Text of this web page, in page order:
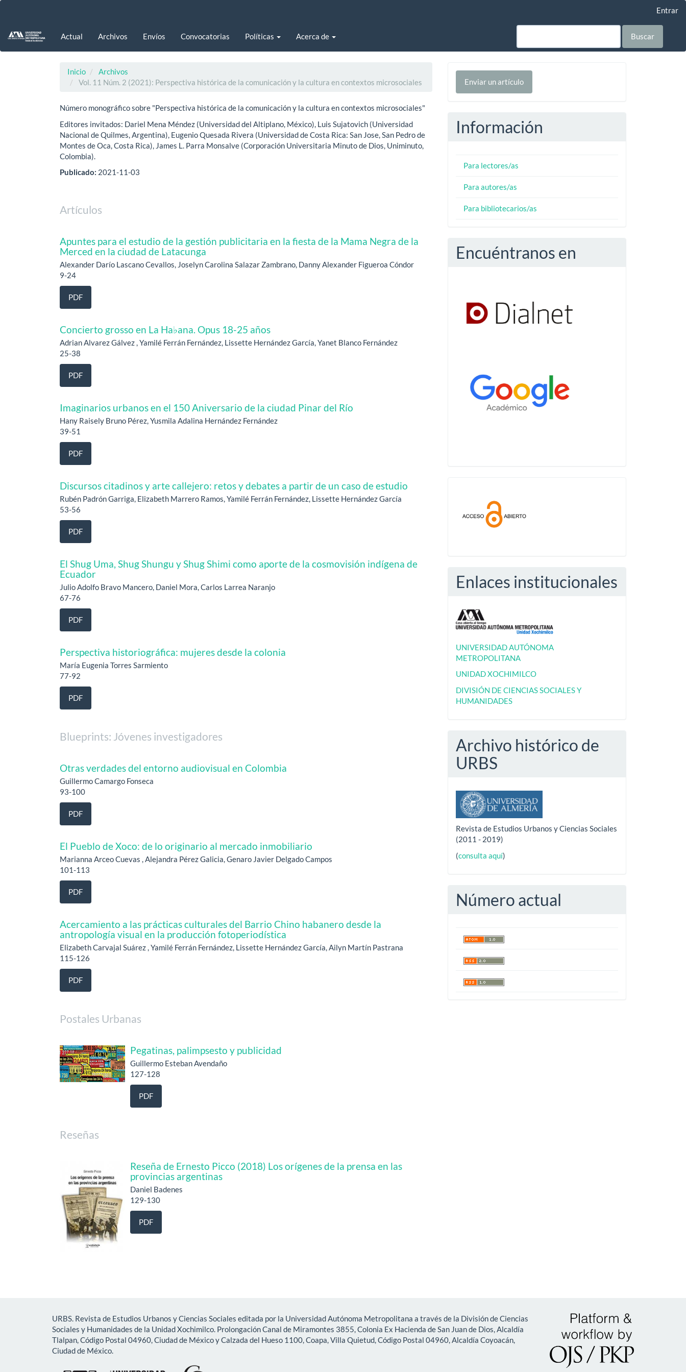
principal
Entrar
Actual Archivos Envíos Convocatorias Políticas Acerca de Buscar
Inicio
Archivos
Vol. 11 Núm. 2 (2021): Perspectiva histórica de la comunicación y la cultura en contextos microsociales
Número monográfico sobre "Perspectiva histórica de la comunicación y la cultura en contextos microsociales"
Editores invitados: Dariel Mena Méndez (Universidad del Altiplano, México), Luis Sujatovich (Universidad
Nacional de Quilmes, Argentina), Eugenio Quesada Rivera (Universidad de Costa Rica: San Jose, San Pedro de
Montes de Oca, Costa Rica), James L. Parra Monsalve (Corporación Universitaria Minuto de Dios, Uniminuto,
Colombia).
Publicado: 2021-11-03
Artículos
Apuntes para el estudio de la gestión publicitaria en la fiesta de la Mama Negra de la
Merced en la ciudad de Latacunga
Alexander Darío Lascano Cevallos, Joselyn Carolina Salazar Zambrano, Danny Alexander Figueroa Cóndor
9-24
PDF
Concierto grosso en La Ha♭ana. Opus 18-25 años
Adrian Alvarez Gálvez , Yamilé Ferrán Fernández, Lissette Hernández García, Yanet Blanco Fernández
25-38
PDF
Imaginarios urbanos en el 150 Aniversario de la ciudad Pinar del Río
Hany Raisely Bruno Pérez, Yusmila Adalina Hernández Fernández
39-51
PDF
Discursos citadinos y arte callejero: retos y debates a partir de un caso de estudio
Rubén Padrón Garriga, Elizabeth Marrero Ramos, Yamilé Ferrán Fernández, Lissette Hernández García
53-56
PDF
El Shug Uma, Shug Shungu y Shug Shimi como aporte de la cosmovisión indígena de
Ecuador
Julio Adolfo Bravo Mancero, Daniel Mora, Carlos Larrea Naranjo
67-76
PDF
Perspectiva historiográfica: mujeres desde la colonia
María Eugenia Torres Sarmiento
77-92
PDF
Blueprints: Jóvenes investigadores
Otras verdades del entorno audiovisual en Colombia
Guillermo Camargo Fonseca
93-100
PDF
El Pueblo de Xoco: de lo originario al mercado inmobiliario
Marianna Arceo Cuevas , Alejandra Pérez Galicia, Genaro Javier Delgado Campos
101-113
PDF
Acercamiento a las prácticas culturales del Barrio Chino habanero desde la
antropología visual en la producción fotoperiodística
Elizabeth Carvajal Suárez , Yamilé Ferrán Fernández, Lissette Hernández García, Ailyn Martín Pastrana
115-126
PDF
Postales Urbanas
Pegatinas, palimpsesto y publicidad
Guillermo Esteban Avendaño
127-128
PDF
Reseñas
Reseña de Ernesto Picco (2018) Los orígenes de la prensa en las
provincias argentinas
Daniel Badenes
129-130
PDF
Enviar
unEnviar un artículo
Información
Para lectores/as
Para autores/as
Para bibliotecarios/as
Encuéntranos en
abierto
Enlaces institucionales
UNIVERSIDAD AUTÓNOMA
METROPOLITANA
UNIDAD XOCHIMILCO
DIVISIÓN DE CIENCIAS SOCIALES Y
HUMANIDADES
Archivo histórico de
URBS
Revista de Estudios Urbanos y Ciencias Sociales
(2011 - 2019)
(consulta aquí)
Número actual
URBS. Revista de Estudios Urbanos y Ciencias Sociales editada por la Universidad Autónoma Metropolitana a través de la División de Ciencias
Sociales y Humanidades de la Unidad Xochimilco. Prolongación Canal de Miramontes 3855, Colonia Ex Hacienda de San Juan de Dios, Alcaldía
Tlalpan, Código Postal 04960, Ciudad de México y Calzada del Hueso 1100, Coapa, Villa Quietud, Código Postal 04960, Alcaldía Coyoacán,
Ciudad de México.